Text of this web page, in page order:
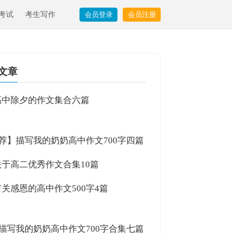
试 考生写作 会员登录 会员注册
章
中除夕的作文集合六篇
荐】描写我的奶奶高中作文700字四篇
于高二优秀作文合集10篇
关感恩的高中作文500字4篇
写我的奶奶高中作文700字合集七篇